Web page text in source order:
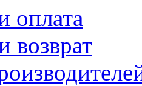
оплата
возврат